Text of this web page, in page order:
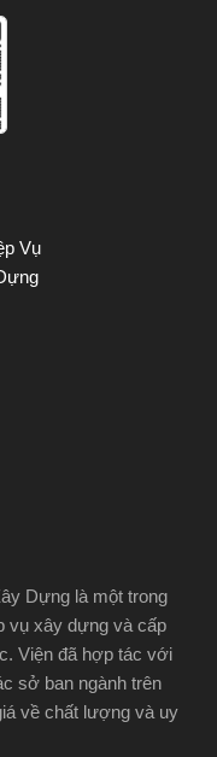
Vụ
Dựng là một trong
vụ xây dựng và cấp
Viện đã hợp tác với
sở ban ngành trên
về chất lượng và uy